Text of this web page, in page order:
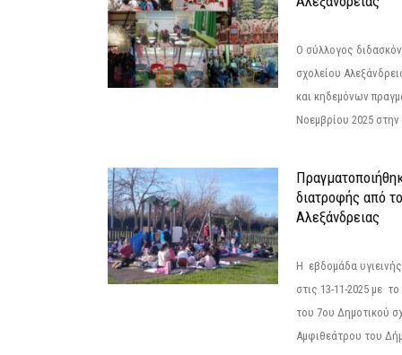
Ο σύλλογος
σχολείου
και κηδεμόνων
Νοεμβρίου 2025
διατροφής από
Αλεξάνδρειας
Η εβδομάδα
στις 13-11-2025 με
του 7ου Δημοτικού
Αμφιθεάτρου του